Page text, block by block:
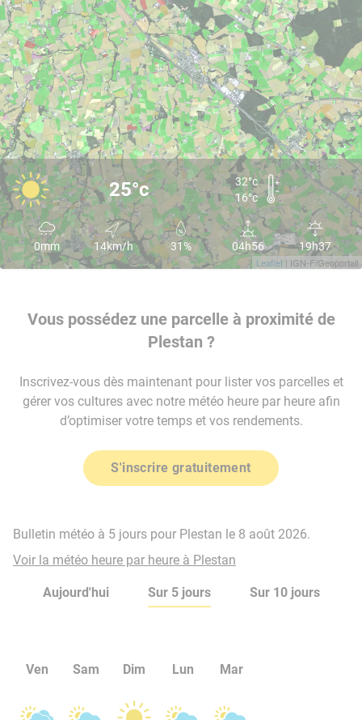
Leaflet | IGN-F/Geoportail
25°c
32°c
16°c
0mm 14km/h 31% 04h56 19h37
Vous possédez une parcelle à proximité de
Plestan ?
Inscrivez-vous dès maintenant pour lister vos parcelles et
gérer vos cultures avec notre météo heure par heure afin
d’optimiser votre temps et vos rendements.
S'inscrire gratuitement
Bulletin météo à 5 jours pour Plestan le 8 août 2026.
Voir la météo heure par heure à Plestan
Aujourd'hui Sur 5 jours Sur 10 jours
Ven Sam Dim Lun Mar